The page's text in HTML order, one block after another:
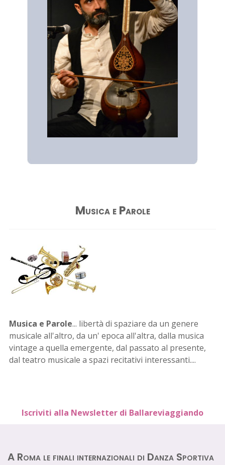
Musica e Parole
Musica e Parole... libertà di spaziare da un genere
musicale all'altro, da un' epoca all'altra, dalla musica
vintage a quella emergente, dal passato al presente,
dal teatro musicale a spazi recitativi interessanti....
Iscriviti alla Newsletter di Ballareviaggiando
A Roma le finali internazionali di Danza Sportiva